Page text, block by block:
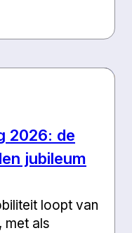
2026: de
jubileum
loopt van
met als